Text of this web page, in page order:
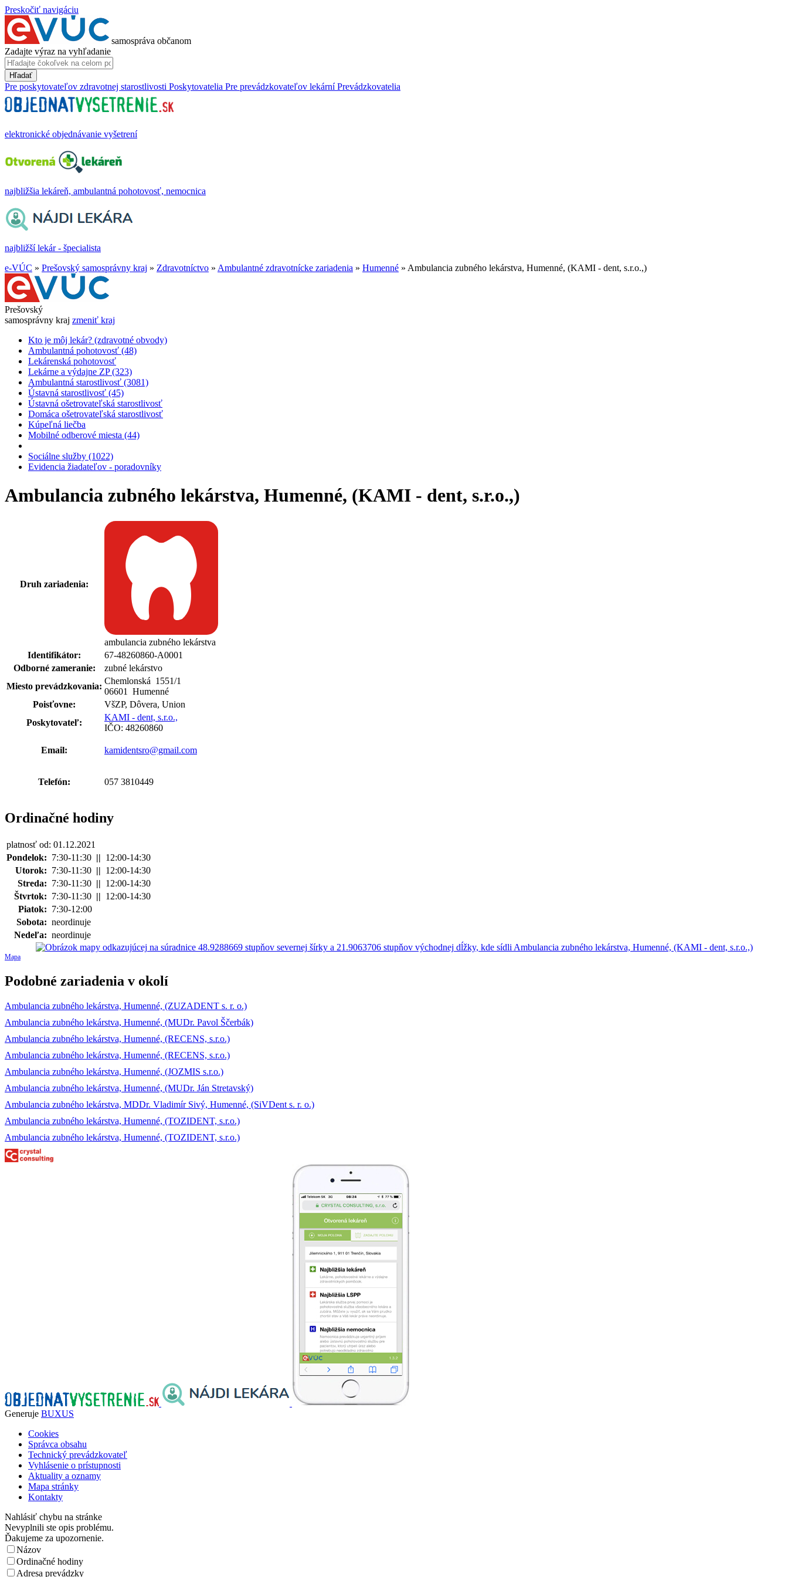
Preskočiť navigáciu
samospráva občanom
Zadajte výraz na vyhľadanie
Hľadať
Pre poskytovateľov zdravotnej starostlivosti Poskytovatelia Pre prevádzkovateľov lekární Prevádzkovatelia
elektronické objednávanie vyšetrení
najbližšia lekáreň, ambulantná pohotovosť, nemocnica
najbližší lekár - špecialista
e-VÚC » Prešovský samosprávny kraj » Zdravotníctvo » Ambulantné zdravotnícke zariadenia » Humenné » Ambulancia zubného lekárstva, Humenné, (KAMI - dent, s.r.o.,)
Prešovský
samosprávny kraj zmeniť kraj
Kto je môj lekár? (zdravotné obvody)
Ambulantná pohotovosť (48)
Lekárenská pohotovosť
Lekárne a výdajne ZP (323)
Ambulantná starostlivosť (3081)
Ústavná starostlivosť (45)
Ústavná ošetrovateľská starostlivosť
Domáca ošetrovateľská starostlivosť
Kúpeľná liečba
Mobilné odberové miesta (44)
Sociálne služby (1022)
Evidencia žiadateľov - poradovníky
Ambulancia zubného lekárstva, Humenné, (KAMI - dent, s.r.o.,)
Druh zariadenia:
ambulancia zubného lekárstva
Identifikátor:
67-48260860-A0001
Odborné zameranie:
zubné lekárstvo
Miesto prevádzkovania:
Chemlonská 1551/1
06601 Humenné
Poisťovne:
VšZP, Dôvera, Union
Poskytovateľ:
KAMI - dent, s.r.o.,
IČO: 48260860
Email: kamidentsro@gmail.com
Telefón: 057 3810449
Ordinačné hodiny
platnosť od: 01.12.2021
Pondelok: 7:30-11:30 || 12:00-14:30
Utorok: 7:30-11:30 || 12:00-14:30
Streda: 7:30-11:30 || 12:00-14:30
Štvrtok: 7:30-11:30 || 12:00-14:30
Piatok: 7:30-12:00
Sobota: neordinuje
Nedeľa: neordinuje
Mapa
Podobné zariadenia v okolí
Ambulancia zubného lekárstva, Humenné, (ZUZADENT s. r. o.)
Ambulancia zubného lekárstva, Humenné, (MUDr. Pavol Ščerbák)
Ambulancia zubného lekárstva, Humenné, (RECENS, s.r.o.)
Ambulancia zubného lekárstva, Humenné, (RECENS, s.r.o.)
Ambulancia zubného lekárstva, Humenné, (JOZMIS s.r.o.)
Ambulancia zubného lekárstva, Humenné, (MUDr. Ján Stretavský)
Ambulancia zubného lekárstva, MDDr. Vladimír Sivý, Humenné, (SiVDent s. r. o.)
Ambulancia zubného lekárstva, Humenné, (TOZIDENT, s.r.o.)
Ambulancia zubného lekárstva, Humenné, (TOZIDENT, s.r.o.)
Generuje BUXUS
Cookies
Správca obsahu
Technický prevádzkovateľ
Vyhlásenie o prístupnosti
Aktuality a oznamy
Mapa stránky
Kontakty
Nahlásiť chybu na stránke
Nevyplnili ste opis problému.
Ďakujeme za upozornenie.
Názov
Ordinačné hodiny
Adresa prevádzky